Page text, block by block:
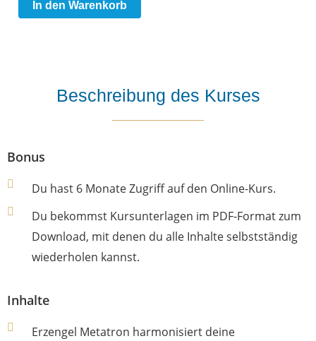
Michael
In den Warenkorb
Beschreibung des Kurses
Bonus
Du hast 6 Monate Zugriff auf den Online-Kurs.
Du bekommst Kursunterlagen im PDF-Format zum
Download, mit denen du alle Inhalte selbstständig
wiederholen kannst.
Inhalte
Erzengel Metatron harmonisiert deine